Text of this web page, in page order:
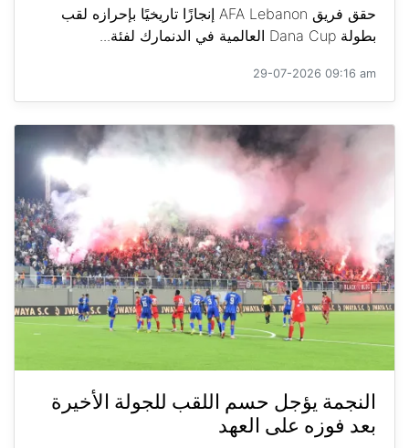
حقق فريق AFA Lebanon إنجازًا تاريخيًا بإحرازه لقب
بطولة Dana Cup العالمية في الدنمارك لفئة...
29-07-2026 09:16 am
النجمة يؤجل حسم اللقب للجولة الأخيرة
بعد فوزه على العهد